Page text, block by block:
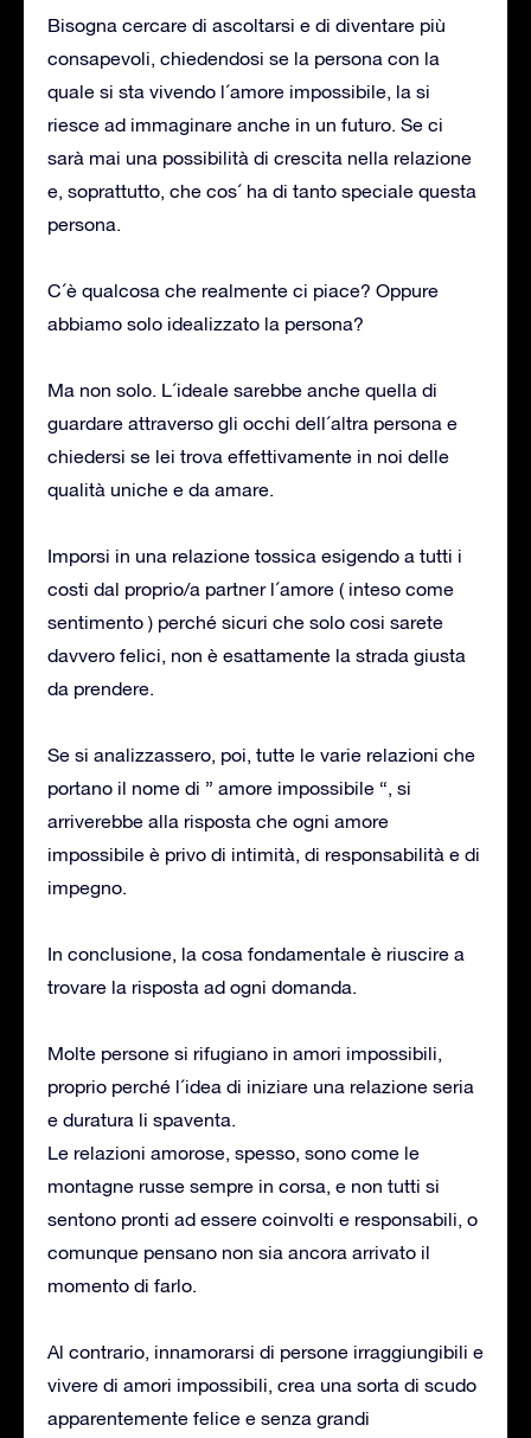
Bisogna cercare di ascoltarsi e di diventare più
consapevoli, chiedendosi se la persona con la
quale si sta vivendo l´amore impossibile, la si
riesce ad immaginare anche in un futuro. Se ci
sarà mai una possibilità di crescita nella relazione
e, soprattutto, che cos´ ha di tanto speciale questa
persona.
C´è qualcosa che realmente ci piace? Oppure
abbiamo solo idealizzato la persona?
Ma non solo. L´ideale sarebbe anche quella di
guardare attraverso gli occhi dell´altra persona e
chiedersi se lei trova effettivamente in noi delle
qualità uniche e da amare.
Imporsi in una relazione tossica esigendo a tutti i
costi dal proprio/a partner l´amore ( inteso come
sentimento ) perché sicuri che solo cosi sarete
davvero felici, non è esattamente la strada giusta
da prendere.
Se si analizzassero, poi, tutte le varie relazioni che
portano il nome di ” amore impossibile “, si
arriverebbe alla risposta che ogni amore
impossibile è privo di intimità, di responsabilità e di
impegno.
In conclusione, la cosa fondamentale è riuscire a
trovare la risposta ad ogni domanda.
Molte persone si rifugiano in amori impossibili,
proprio perché l´idea di iniziare una relazione seria
e duratura li spaventa.
Le relazioni amorose, spesso, sono come le
montagne russe sempre in corsa, e non tutti si
sentono pronti ad essere coinvolti e responsabili, o
comunque pensano non sia ancora arrivato il
momento di farlo.
Al contrario, innamorarsi di persone irraggiungibili e
vivere di amori impossibili, crea una sorta di scudo
apparentemente felice e senza grandi